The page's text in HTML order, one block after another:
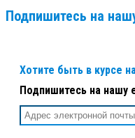
Подпишитесь на
Хотите быть в курсе
Подпишитесь на нашу